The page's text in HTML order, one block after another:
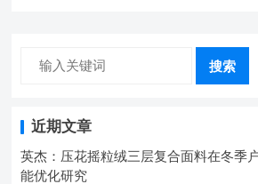
搜索
近期文章
英杰：压花摇粒绒三层复合面料在冬季
能优化研究